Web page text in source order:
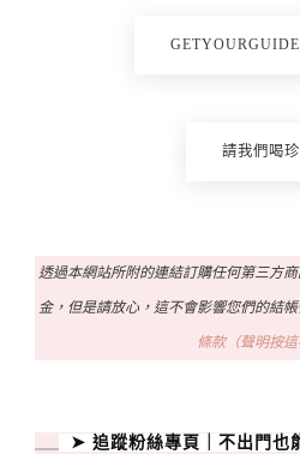
請我們喝
透過本網站所附的連結訂購任何第三方
金，但是請放心，這不會影響您們的結
條款（聲明按這
➤ 追蹤粉絲專頁｜不出門也